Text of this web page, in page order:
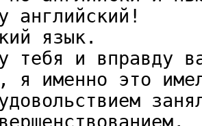
английский!
язык.
тебя и вправду
я именно это